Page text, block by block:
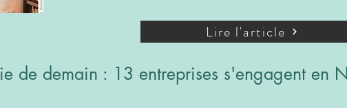
Lire l'article
de demain : 13 entreprises s'engagent en